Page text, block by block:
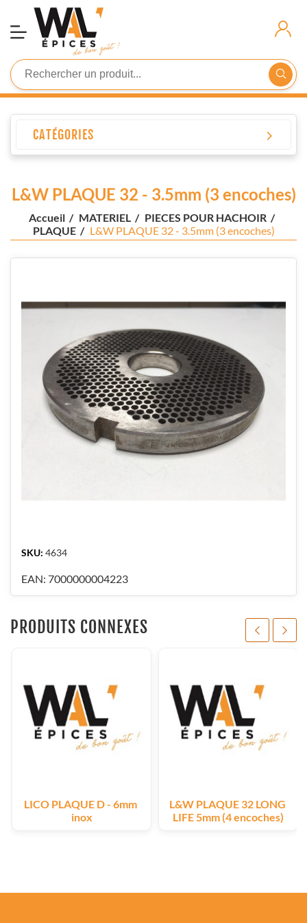
Connexion
CATÉGORIES
L&W PLAQUE 32 - 3.5mm (3 encoches)
Accueil / MATERIEL / PIECES POUR HACHOIR /
PLAQUE / L&W PLAQUE 32 - 3.5mm (3 encoches)
SKU: 4634
EAN: 7000000004223
PRODUITS CONNEXES
LICO PLAQUE D - 6mm
inox
L&W PLAQUE 32 LONG
LIFE 5mm (4 encoches)